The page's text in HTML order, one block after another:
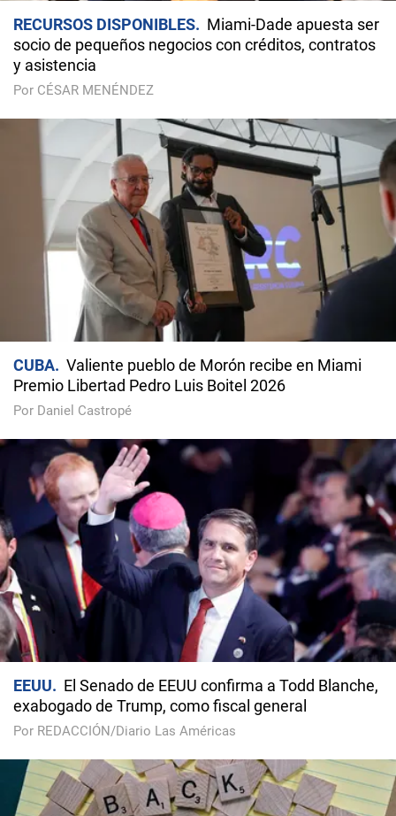
RECURSOS DISPONIBLES
Miami-Dade apuesta ser
socio de pequeños negocios con créditos, contratos
y asistencia
Por CÉSAR MENÉNDEZ
CUBA
Valiente pueblo de Morón recibe en Miami
Premio Libertad Pedro Luis Boitel 2026
Por Daniel Castropé
EEUU
El Senado de EEUU confirma a Todd Blanche,
exabogado de Trump, como fiscal general
Por REDACCIÓN/Diario Las Américas